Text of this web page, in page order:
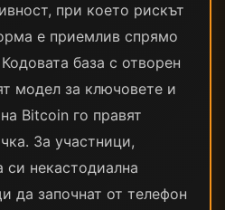
при което рискът
е приемлив спрямо
база с отворен
модел за ключовете и
Bitcoin го правят
За участници,
некастодиална
да започнат от телефон